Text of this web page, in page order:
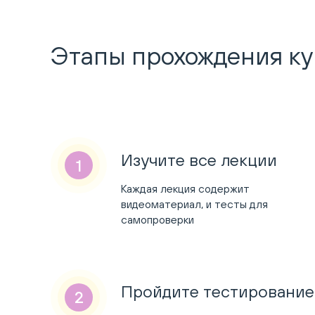
Этапы прохождения
Изучите все лекции
Каждая лекция содержит
видеоматериал, и тесты для
самопроверки
Пройдите тестирование